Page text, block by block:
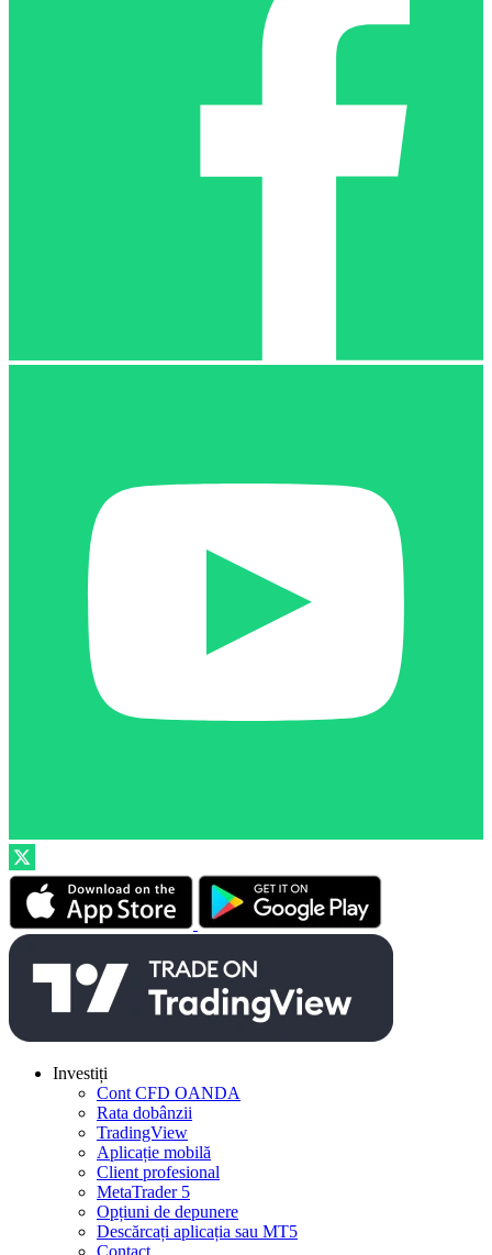
Investiți
Cont CFD OANDA
Rata dobânzii
TradingView
Aplicație mobilă
Client profesional
MetaTrader 5
Opțiuni de depunere
Descărcați aplicația sau MT5